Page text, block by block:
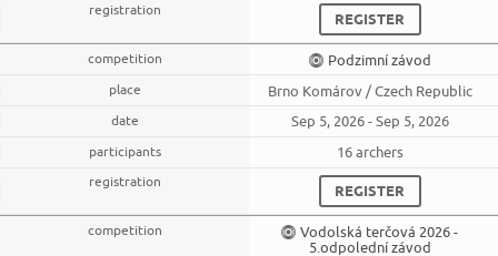
REGISTER
Podzimní závod
Brno Komárov / Czech Republic
Sep 5, 2026 - Sep 5, 2026
16 archers
REGISTER
Vodolská terčová 2026 -
5.odpolední závod